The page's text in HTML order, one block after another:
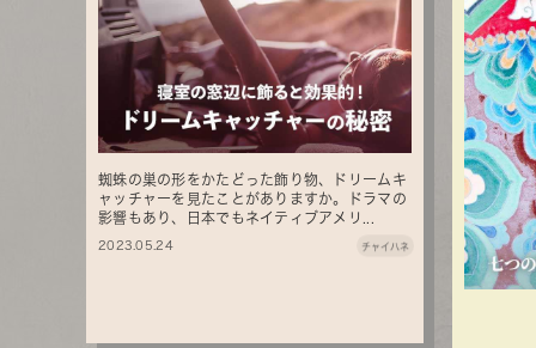
蜘蛛の巣の形をかたどった飾り物、ドリームキ
ャッチャーを見たことがありますか。ドラマの
影響もあり、日本でもネイティブアメリ...
2023.05.24 チャイハネ